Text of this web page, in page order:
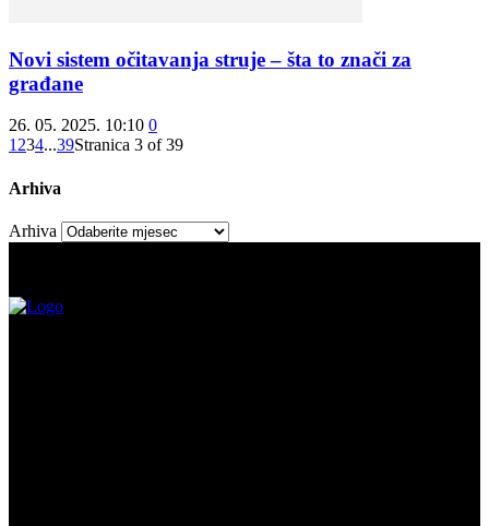
Novi sistem očitavanja struje – šta to znači za
građane
26. 05. 2025. 10:10 0
1 234...39Stranica 3 of 39
Arhiva
Arhiva